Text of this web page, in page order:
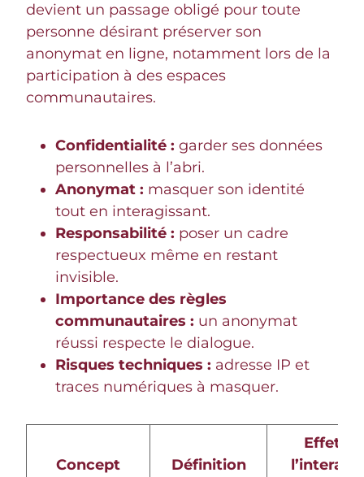
devient un passage obligé pour toute
personne désirant préserver son
anonymat en ligne, notamment lors de la
participation à des espaces
communautaires.
Confidentialité : garder ses données
personnelles à l’abri.
Anonymat : masquer son identité
tout en interagissant.
Responsabilité : poser un cadre
respectueux même en restant
invisible.
Importance des règles
communautaires : un anonymat
réussi respecte le dialogue.
Risques techniques : adresse IP et
traces numériques à masquer.
Concept Définition
Effet